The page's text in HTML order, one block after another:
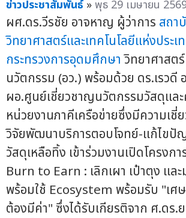
ข่าวประชาสัมพันธ์ »พุธ 29 เมษายน
ผศ.ดร.วีรชัย อาจหาญ ผู้ว่าการ สถา
วิทยาศาสตร์และเทคโนโลยีแห่งประเ
กระทรวงการอุดมศึกษาวิทยาศาสต
นวัตกรรม (อว.) พร้อมด้วย ดร.เรวดี
ผอ.ศูนย์เชี่ยวชาญนวัตกรรมวัสดุและ
หน่วยงานภาคีเครือข่ายซึ่งมีความเชี่
วิจัยพัฒนาบริการตอบโจทย์-แก้ไขปั
วัสดุเหลือทิ้ง เข้าร่วมงานเปิดโครงก
Burn to Earn : เลิกเผา เป๋าตุง แล
พร้อมใช้ Ecosystem พร้อมรับ "เศ
ต้องมีค่า" ซึ่งได้รับเกียรติจาก ศ.ดร.